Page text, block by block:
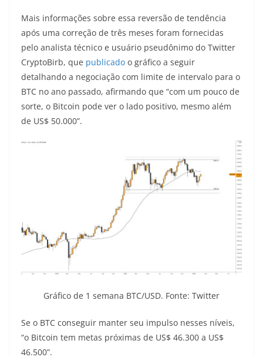
Mais informações sobre essa reversão de tendência
após uma correção de três meses foram fornecidas
pelo analista técnico e usuário pseudônimo do Twitter
CryptoBirb, que publicado o gráfico a seguir
detalhando a negociação com limite de intervalo para o
BTC no ano passado, afirmando que “com um pouco de
sorte, o Bitcoin pode ver o lado positivo, mesmo além
de US$ 50.000”.
Gráfico de 1 semana BTC/USD. Fonte: Twitter
Se o BTC conseguir manter seu impulso nesses níveis,
“o Bitcoin tem metas próximas de US$ 46.300 a US$
46.500”.